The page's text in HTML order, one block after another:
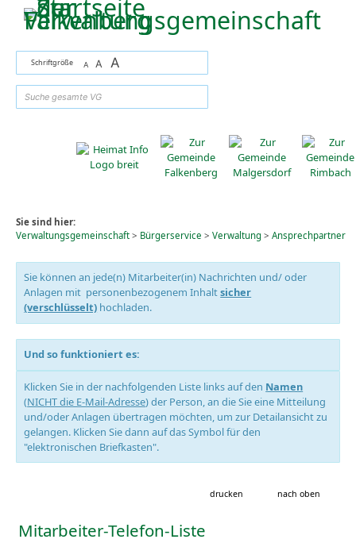
Zum Inhalt,zur Navigationoder
Schriftgröße A A A
Sie sind hier:
Verwaltungsgemeinschaft> Bürgerservice > Verwaltung> Ansprechpartner
Sie können an jede(n) Mitarbeiter(in) Nachrichten und/ oder
Anlagen mit personenbezogenem Inhaltsicher
(verschlüsselt) hochladen.
Und so funktioniert es:
Klicken Sie in der nachfolgenden Liste links auf den Namen
(NICHT die E-Mail-Adresse) der Person, an die Sie eine Mitteilung
und/oder Anlagen übertragen möchten, um zur Detailansicht zu
gelangen. Klicken Sie dann auf das Symbol für den
"elektronischen Briefkasten".
drucken nach oben
Mitarbeiter-Telefon-Liste